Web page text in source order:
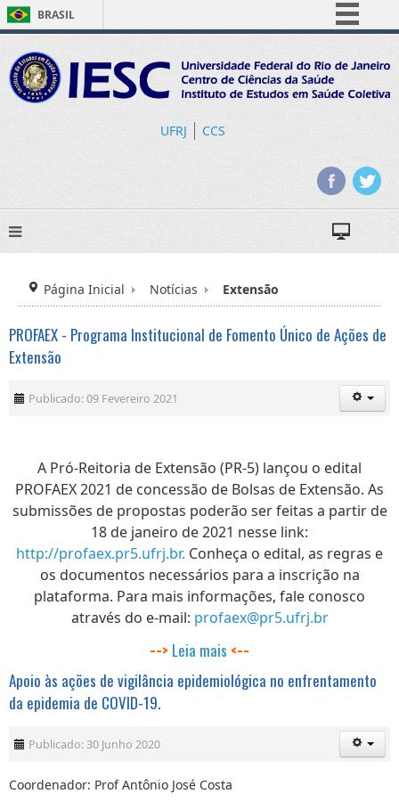
BRASIL
Comunica BR
Participe
UFRJ CCS
Página Inicial Notícias Extensão
PROFAEX - Programa Institucional de Fomento Único de Ações de
Extensão
Publicado: 09 Fevereiro 2021
A Pró-Reitoria de Extensão (PR-5) lançou o edital
PROFAEX 2021 de concessão de Bolsas de Extensão. As
submissões de propostas poderão ser feitas a partir de
18 de janeiro de 2021 nesse link:
http://profaex.pr5.ufrj.br. Conheça o edital, as regras e
os documentos necessários para a inscrição na
plataforma. Para mais informações, fale conosco
através do e-mail: profaex@pr5.ufrj.br
--> Leia mais <--
Apoio às ações de vigilância epidemiológica no enfrentamento
da epidemia de COVID-19.
Publicado: 30 Junho 2020
Coordenador: Prof Antônio José Costa